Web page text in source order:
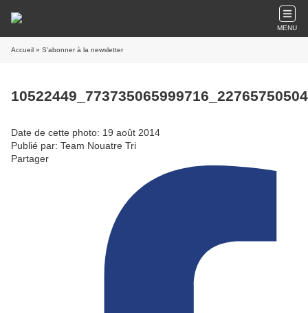
MENU
Accueil » S'abonner à la newsletter
Date de cette photo: 19 août 2014
Publié par: Team Nouatre Tri
Partager